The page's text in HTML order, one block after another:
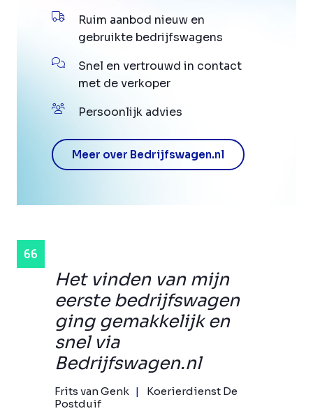
Het vinden van mijn
eerste bedrijfswagen
ging gemakkelijk en
snel via
Bedrijfswagen.nl
Frits van Genk
Koerierdienst De
Postduif
Ruim aanbod nieuw en
gebruikte bedrijfswagens
Snel en vertrouwd in contact
met de verkoper
Persoonlijk advies
Meer over Bedrijfswagen.nl